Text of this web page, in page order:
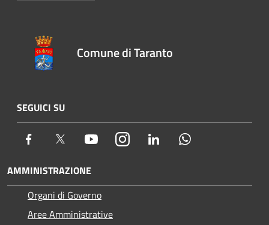
Comune di Taranto
SEGUICI SU
Facebook Twitter YoutubeInstagram LinkedIn
AMMINISTRAZIONE
Organi di Governo
Aree Amministrative